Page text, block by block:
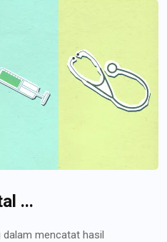
...
dalam mencatat hasil